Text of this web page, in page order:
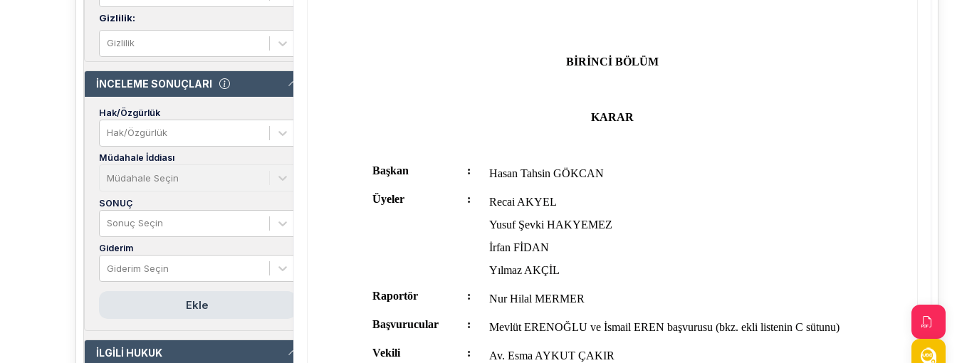
Gizlilik:
Gizlilik
İNCELEME SONUÇLARI
Hak/Özgürlük
Hak/Özgürlük
Müdahale İddiası
Müdahale Seçin
SONUÇ
Sonuç Seçin
Giderim
Giderim Seçin
Ekle
İLGİLİ HUKUK